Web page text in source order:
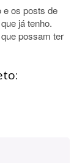
e os posts de
já tenho.
possam ter